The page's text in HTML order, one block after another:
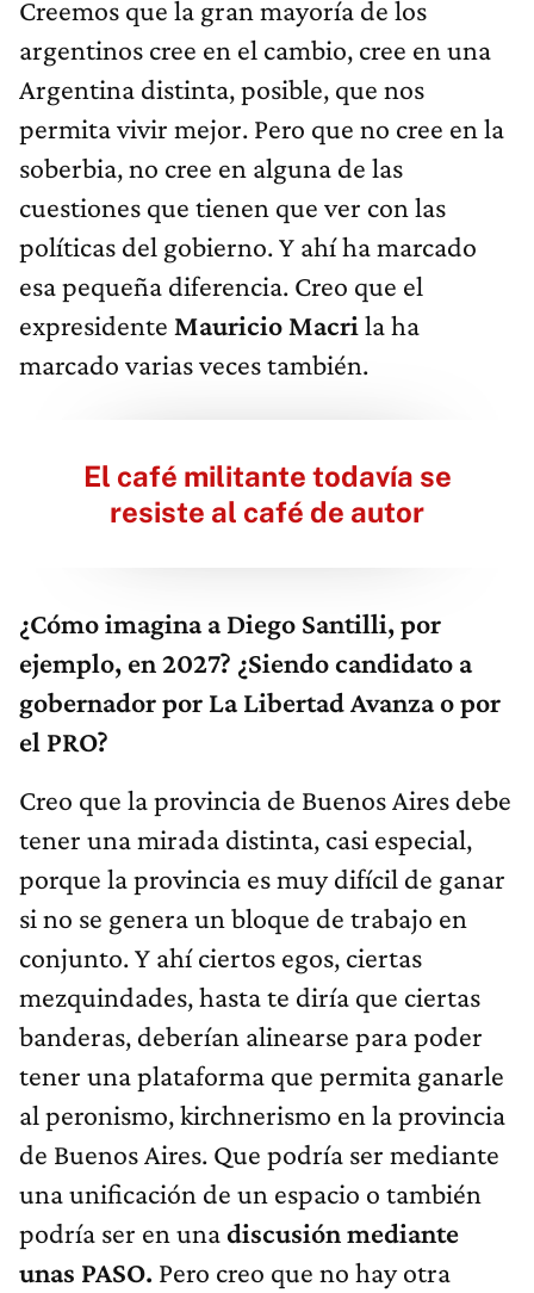
Creemos que la gran mayoría de los
argentinos cree en el cambio, cree en una
Argentina distinta, posible, que nos
permita vivir mejor. Pero que no cree en la
soberbia, no cree en alguna de las
cuestiones que tienen que ver con las
políticas del gobierno. Y ahí ha marcado
esa pequeña diferencia. Creo que el
expresidente Mauricio Macri la ha
marcado varias veces también.
El café militante todavía se
resiste al café de autor
¿Cómo imagina a Diego Santilli, por
ejemplo, en 2027? ¿Siendo candidato a
gobernador por La Libertad Avanza o por
el PRO?
Creo que la provincia de Buenos Aires debe
tener una mirada distinta, casi especial,
porque la provincia es muy difícil de ganar
si no se genera un bloque de trabajo en
conjunto. Y ahí ciertos egos, ciertas
mezquindades, hasta te diría que ciertas
banderas, deberían alinearse para poder
tener una plataforma que permita ganarle
al peronismo, kirchnerismo en la provincia
de Buenos Aires. Que podría ser mediante
una unificación de un espacio o también
podría ser en unadiscusión mediante
unas PASO. Pero creo que no hay otra